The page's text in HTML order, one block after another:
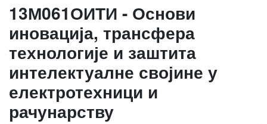
13М061ОИТИ - Основи
иновација, трансфера
технологије и заштита
интелектуалне својине у
електротехници и
рачунарству